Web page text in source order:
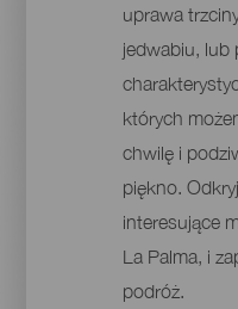
uprawa
jedwabiu, lub
których
chwilę i
piękno.
interesujące
La Palma, i
podróż.